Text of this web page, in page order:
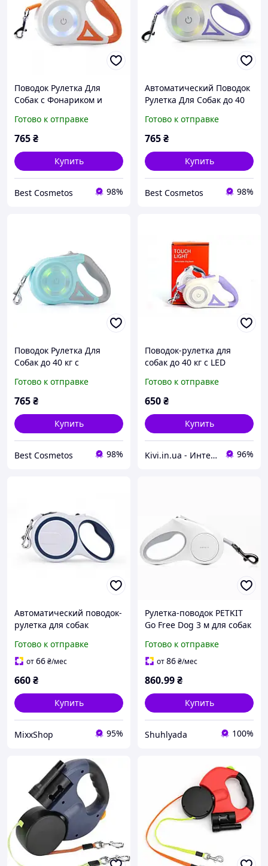
Поводок Рулетка Для
Собак с Фонариком и
до 40 кг
Готово к отправке
765₴
Купить
Best Cosmetos 98%
Автоматический Поводок
Рулетка Для Собак до 40
Метров с LED Подсветкой
и Фонариком + Кнопка
Готово к отправке
765₴
Купить
Best Cosmetos 98%
Поводок Рулетка Для
Собак до 40 кг с
Фонариком 5 Метров
Готово к отправке
765₴
Купить
Best Cosmetos 98%
Поводок-рулетка для
собак до 40 кг с LED
5 м, белый/фиолетовый,
сенсорное управление
Готово к отправке
650₴
Купить
Kivi.in.ua - Интернет-магазин 96%
Автоматический поводок-
рулетка для собак
m
Готово к отправке
от66₴/мес
660₴
Купить
MixxShop 95%
Рулетка-поводок PETKIT
Go Free Dog 3 м для собак
Готово к отправке
от86₴/мес
860.99₴
Купить
Shuhlyada 100%